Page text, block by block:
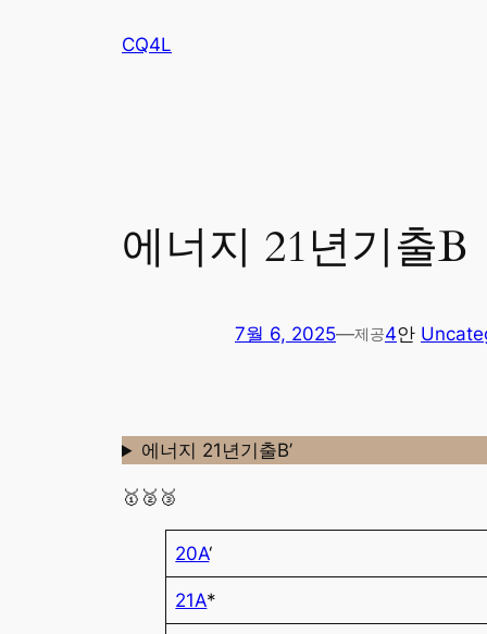
CQ4L
에너지 21년기출B
7월 6, 2025—제공4안
에너지 21년기출B’
🥇🥈🥉
20A‘
21A*